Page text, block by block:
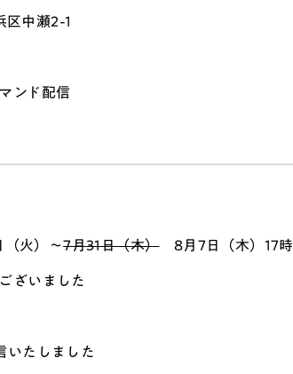
中瀬2-1
ンド配信
（火）～7月31日（木）8月7日（木）17時
ざいました
いたしました